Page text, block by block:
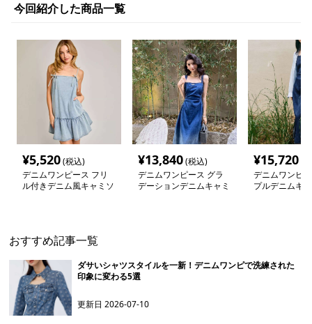
今回紹介した商品一覧
¥5,520(税込)
デニムワンピース フリ
ル付きデニム風キャミソ
¥13,840(税込)
デニムワンピース グラ
デーションデニムキャミ
¥15,720
デニムワンピ
プルデニムキ
おすすめ記事一覧
ダサいシャツスタイルを一新！デニムワンピで洗練された
印象に変わる5選
更新日2026-07-10